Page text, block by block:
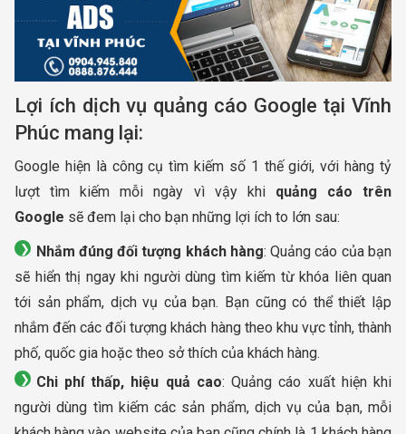
Lợi ích dịch vụ quảng cáo Google tại Vĩnh
Phúc mang lại:
Google hiện là công cụ tìm kiếm số 1 thế giới, với hàng tỷ
lượt tìm kiếm mỗi ngày vì vậy khi quảng cáo trên
Google sẽ đem lại cho bạn những lợi ích to lớn sau:
Nhắm đúng đối tượng khách hàng: Quảng cáo của bạn
sẽ hiển thị ngay khi người dùng tìm kiếm từ khóa liên quan
tới sản phẩm, dịch vụ của bạn. Bạn cũng có thể thiết lập
nhắm đến các đối tượng khách hàng theo khu vực tỉnh, thành
phố, quốc gia hoặc theo sở thích của khách hàng.
Chi phí thấp, hiệu quả cao: Quảng cáo xuất hiện khi
người dùng tìm kiếm các sản phẩm, dịch vụ của bạn, mỗi